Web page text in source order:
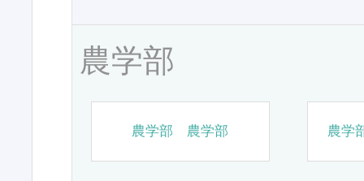
農学部
農学部 農学部 農学